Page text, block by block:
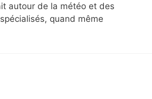
autour de la météo et des
quand même